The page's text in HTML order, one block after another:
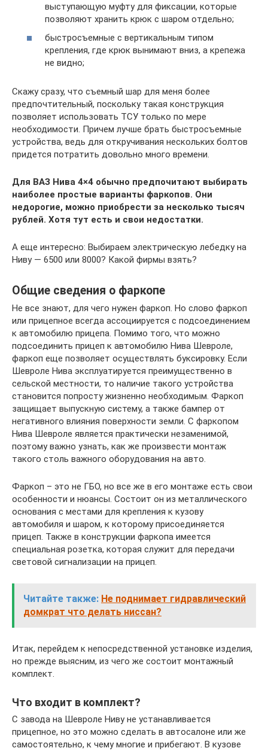
выступающую муфту для фиксации, которые
позволяют хранить крюк с шаром отдельно;
быстросъемные с вертикальным типом
крепления, где крюк вынимают вниз, а крепежа
не видно;
Скажу сразу, что съемный шар для меня более
предпочтительный, поскольку такая конструкция
позволяет использовать ТСУ только по мере
необходимости. Причем лучше брать быстросъемные
устройства, ведь для откручивания нескольких болтов
придется потратить довольно много времени.
Для ВАЗ Нива 4×4 обычно предпочитают выбирать
наиболее простые варианты фаркопов. Они
недорогие, можно приобрести за несколько тысяч
рублей. Хотя тут есть и свои недостатки.
А еще интересно: Выбираем электрическую лебедку на
Ниву — 6500 или 8000? Какой фирмы взять?
Общие сведения о фаркопе
Не все знают, для чего нужен фаркоп. Но слово фаркоп
или прицепное всегда ассоциируется с подсоединением
к автомобилю прицепа. Помимо того, что можно
подсоединить прицеп к автомобилю Нива Шевроле,
фаркоп еще позволяет осуществлять буксировку. Если
Шевроле Нива эксплуатируется преимущественно в
сельской местности, то наличие такого устройства
становится попросту жизненно необходимым. Фаркоп
защищает выпускную систему, а также бампер от
негативного влияния поверхности земли. С фаркопом
Нива Шевроле является практически незаменимой,
поэтому важно узнать, как же произвести монтаж
такого столь важного оборудования на авто.
Фаркоп – это не ГБО, но все же в его монтаже есть свои
особенности и нюансы. Состоит он из металлического
основания с местами для крепления к кузову
автомобиля и шаром, к которому присоединяется
прицеп. Также в конструкции фаркопа имеется
специальная розетка, которая служит для передачи
световой сигнализации на прицеп.
Читайте также: Не поднимает гидравлический
домкрат что делать ниссан?
Итак, перейдем к непосредственной установке изделия,
но прежде выясним, из чего же состоит монтажный
комплект.
Что входит в комплект?
С завода на Шевроле Ниву не устанавливается
прицепное, но это можно сделать в автосалоне или же
самостоятельно, к чему многие и прибегают. В кузове